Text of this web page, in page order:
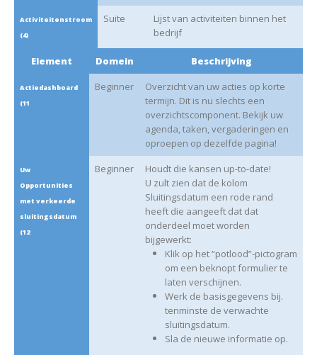
Activiteitenstroom
(4)
Suite
Lijst van activiteiten binnen het
bedrijf
Element Domein Beschrijving
Actiedashboard
(11
Beginner
Overzicht van uw acties op korte
termijn. Dit is nu slechts een
overzichtscomponent. Bekijk uw
agenda, taken, vergaderingen en
oproepen op dezelfde pagina!
Uw
Opportunities
met verkeerde
sluitingsdatum
(12
Beginner
Houdt die kansen up-to-date!
U zult zien dat de kolom
Sluitingsdatum een rode rand
heeft die aangeeft dat dat
onderdeel moet worden
bijgewerkt:
Klik op het “potlood”-pictogram
om een beknopt formulier te
laten verschijnen.
Werk de basisgegevens bij.
tenminste de verwachte
sluitingsdatum.
Sla de nieuwe informatie op.